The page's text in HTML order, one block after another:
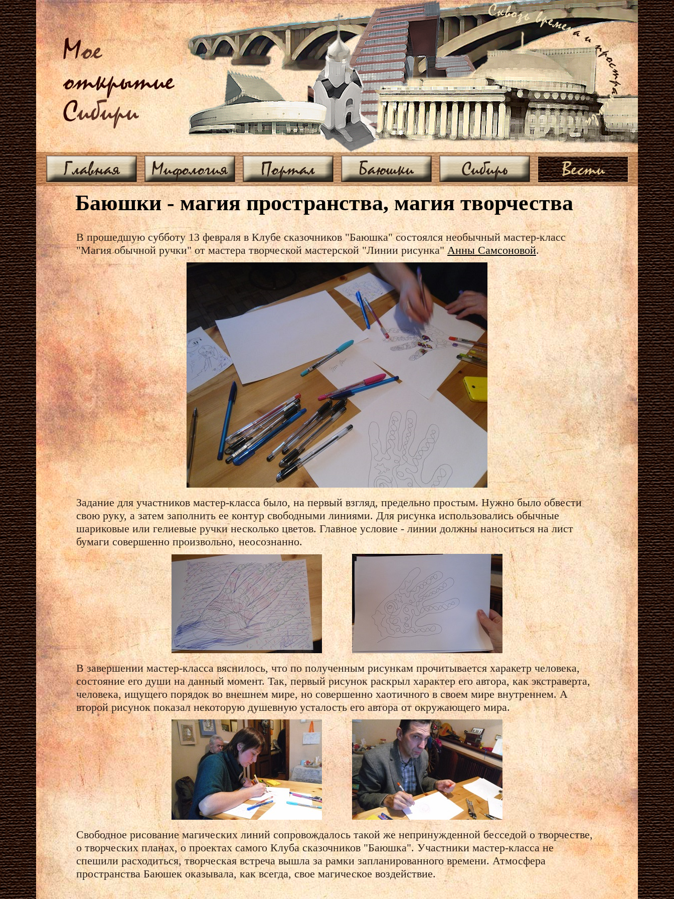
Мое
открытие
Сибири
Главная Мифология Портал Баюшки Сибирь Вести
Баюшки - магия пространства, магия творчества
В прошедшую субботу 13 февраля в Клубе сказочников "Баюшка" состоялся необычный мастер-класс
"Магия обычной ручки" от мастера творческой мастерской "Линии рисунка" Анны Самсоновой.
Задание для участников мастер-класса было, на первый взгляд, предельно простым. Нужно было обвести
свою руку, а затем заполнить ее контур свободными линиями. Для рисунка использовались обычные
шариковые или гелиевые ручки несколько цветов. Главное условие - линии должны наноситься на лист
бумаги совершенно произвольно, неосознанно.
В завершении мастер-класса вяснилось, что по полученным рисункам прочитывается харакетр человека,
состояние его души на данный момент. Так, первый рисунок раскрыл характер его автора, как экстраверта,
человека, ищущего порядок во внешнем мире, но совершенно хаотичного в своем мире внутреннем. А
второй рисунок показал некоторую душевную усталость его автора от окружающего мира.
Свободное рисование магических линий сопровождалось такой же непринужденной бесседой о творчестве,
о творческих планах, о проектах самого Клуба сказочников "Баюшка". Участники мастер-класса не
спешили расходиться, творческая встреча вышла за рамки запланированного времени. Атмосфера
пространства Баюшек оказывала, как всегда, свое магическое воздействие.